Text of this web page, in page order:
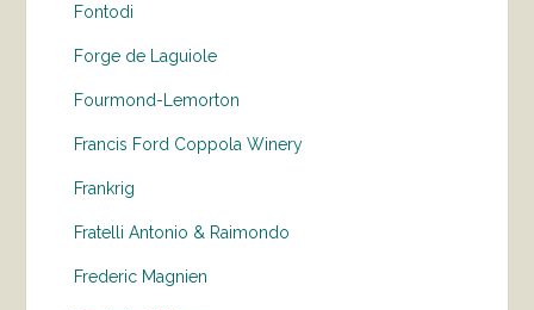
Fontodi
Forge de Laguiole
Fourmond-Lemorton
Francis Ford Coppola Winery
Frankrig
Fratelli Antonio & Raimondo
Frederic Magnien